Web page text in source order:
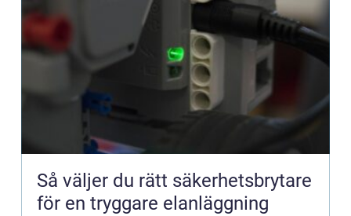
Så väljer du rätt säkerhetsbrytare
för en tryggare elanläggning